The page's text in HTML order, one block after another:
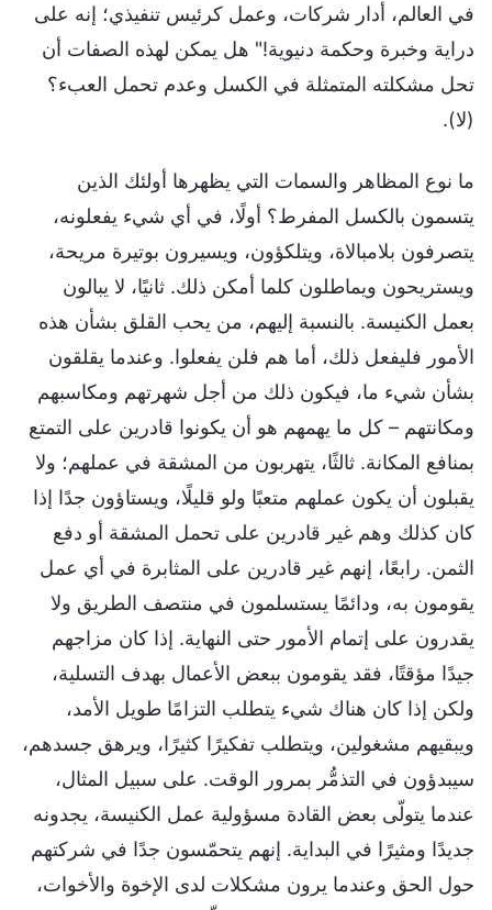
في العالم، أدار شركات، وعمل كرئيس تنفيذي؛ إنه على
دراية وخبرة وحكمة دنيوية!" هل يمكن لهذه الصفات أن
تحل مشكلته المتمثلة في الكسل وعدم تحمل العبء؟
(لا).
ما نوع المظاهر والسمات التي يظهرها أولئك الذين
يتسمون بالكسل المفرط؟ أولًا، في أي شيء يفعلونه،
يتصرفون بلامبالاة، ويتلكؤون، ويسيرون بوتيرة مريحة،
ويستريحون ويماطلون كلما أمكن ذلك. ثانيًا، لا يبالون
بعمل الكنيسة. بالنسبة إليهم، من يحب القلق بشأن هذه
الأمور فليفعل ذلك، أما هم فلن يفعلوا. وعندما يقلقون
بشأن شيء ما، فيكون ذلك من أجل شهرتهم ومكاسبهم
ومكانتهم – كل ما يهمهم هو أن يكونوا قادرين على التمتع
بمنافع المكانة. ثالثًا، يتهربون من المشقة في عملهم؛ ولا
يقبلون أن يكون عملهم متعبًا ولو قليلًا، ويستاؤون جدًا إذا
كان كذلك وهم غير قادرين على تحمل المشقة أو دفع
الثمن. رابعًا، إنهم غير قادرين على المثابرة في أي عمل
يقومون به، ودائمًا يستسلمون في منتصف الطريق ولا
يقدرون على إتمام الأمور حتى النهاية. إذا كان مزاجهم
جيدًا مؤقتًا، فقد يقومون ببعض الأعمال بهدف التسلية،
ولكن إذا كان هناك شيء يتطلب التزامًا طويل الأمد،
ويبقيهم مشغولين، ويتطلب تفكيرًا كثيرًا، ويرهق جسدهم،
سيبدؤون في التذمُّر بمرور الوقت. على سبيل المثال،
عندما يتولّى بعض القادة مسؤولية عمل الكنيسة، يجدونه
جديدًا ومثيرًا في البداية. إنهم يتحمّسون جدًا في شركتهم
حول الحق وعندما يرون مشكلات لدى الإخوة والأخوات،